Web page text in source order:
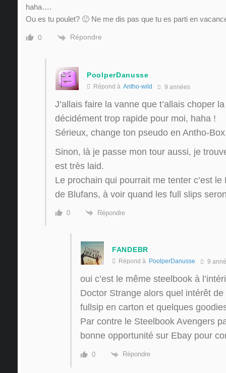
haha….
Ou es tu poulet? 🙂 Ne me dis pas que tu es parti en
0 Répondre
PoolperDanusse
Répond à Antho-wild 9 années
J’allais faire la vanne que t’allais choper
décidément trop rapide pour moi, haha !
Sérieux, change ton pseudo en Antho-
Sinon, là je passe mon tour aussi, je
est très laid.
Le prochain qui pourrait me tenter c’est
de Blufans, à voir quand les full slips
0 Répondre
FANDEBR
Répond à PoolperDanusse 9
oui c’est le même steelbook à
Doctor Strange alors quel intérêt
fullsip en carton et quelques
Par contre le Steelbook Avengers
bonne opportunité sur Ebay pour
0 Répondre